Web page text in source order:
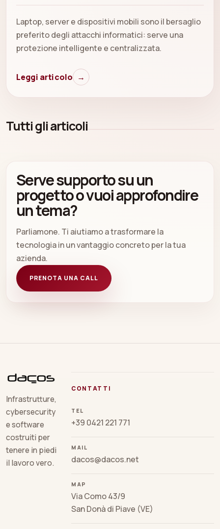
Laptop, server e dispositivi mobili sono il bersaglio
preferito degli attacchi informatici: serve una
protezione intelligente e centralizzata.
Leggi articolo →
Tutti gli articoli
Serve supporto su un
progetto o vuoi approfondire
un tema?
Parliamone. Ti aiutiamo a trasformare la
tecnologia in un vantaggio concreto per la tua
azienda.
PRENOTA UNA CALL
Infrastrutture,
cybersecurity
e software
costruiti per
tenere in piedi
il lavoro vero.
CONTATTI
TEL
+39 0421 221 771
MAIL
dacos@dacos.net
MAP
Via Como 43/9
San Donà di Piave (VE)